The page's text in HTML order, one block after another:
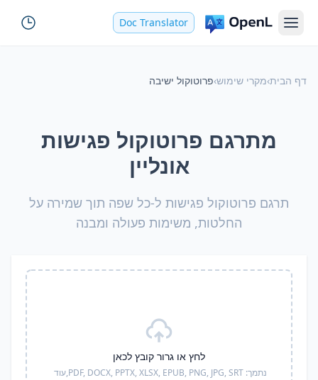
Doc Translator
דף הבית›מקרי שימוש›פרוטוקול ישיבה
מתרגם פרוטוקול פגישות
אונליין
תרגם פרוטוקול פגישות ל-כל שפה תוך שמירה על
החלטות, משימות פעולה ומבנה
לחץ או גרור קובץ לכאן
נתמך: PDF, DOCX, PPTX, XLSX, EPUB, PNG, JPG, SRT, עוד